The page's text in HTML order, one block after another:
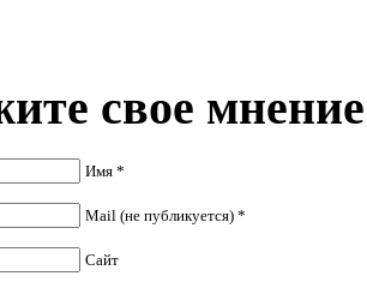
свое мнение
Имя *
Mail (не публикуется) *
Сайт